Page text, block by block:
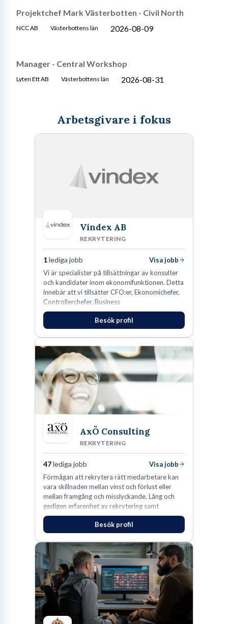
Projektchef Mark Västerbotten - Civil North
NCC AB Västerbottens län 2026-08-09
Manager - Central Workshop
Lyten Ett AB Västerbottens län 2026-08-31
Arbetsgivare i fokus
Vindex AB
REKRYTERING
1lediga jobb
Visa jobb
​Vi är specialister på tillsättningar av konsulter
och kandidater inom ekonomifunktionen. Detta
innebär att vi tillsätter CFO:er, Ekonomichefer,
Controllerchefer, Business
Controllers, Redovisningschefer,
Koncernredovisningsekonomer,
Redovisningsekonomer samt Lönespecialister.​
Besök profil
AxÖ Consulting
REKRYTERING
47lediga jobb
Visa jobb
Förmågan att rekrytera rätt medarbetare kan
vara skillnaden mellan vinst och förlust eller
mellan framgång och misslyckande. Lång och
gedigen erfarenhet av rekrytering samt
konsultverksamhet har lärt oss just det.
Besök profil